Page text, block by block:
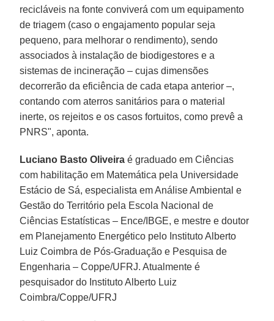
recicláveis na fonte conviverá com um equipamento
de triagem (caso o engajamento popular seja
pequeno, para melhorar o rendimento), sendo
associados à instalação de biodigestores e a
sistemas de incineração – cujas dimensões
decorrerão da eficiência de cada etapa anterior –,
contando com aterros sanitários para o material
inerte, os rejeitos e os casos fortuitos, como prevê a
PNRS", aponta.
Luciano Basto Oliveira é graduado em Ciências
com habilitação em Matemática pela Universidade
Estácio de Sá, especialista em Análise Ambiental e
Gestão do Território pela Escola Nacional de
Ciências Estatísticas – Ence/IBGE, e mestre e doutor
em Planejamento Energético pelo Instituto Alberto
Luiz Coimbra de Pós-Graduação e Pesquisa de
Engenharia – Coppe/UFRJ. Atualmente é
pesquisador do Instituto Alberto Luiz
Coimbra/Coppe/UFRJ